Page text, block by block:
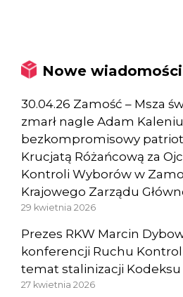
Nowe wiadomości
30.04.26 Zamość – Msza
zmarł nagle Adam
bezkompromisowy
Krucjatą Różańcową za
Kontroli Wyborów w
Krajowego Zarządu
29 kwietnia 2026
Prezes RKW Marcin
konferencji Ruchu
temat stalinizacji
27 kwietnia 2026